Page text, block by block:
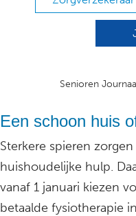
Senioren
Een schoon huis
Sterkere spieren
huishoudelijke hulp.
vanaf 1 januari kiezen
betaalde fysiotherapie